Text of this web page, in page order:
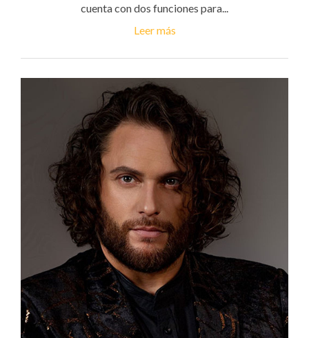
cuenta con dos funciones para...
Leer más